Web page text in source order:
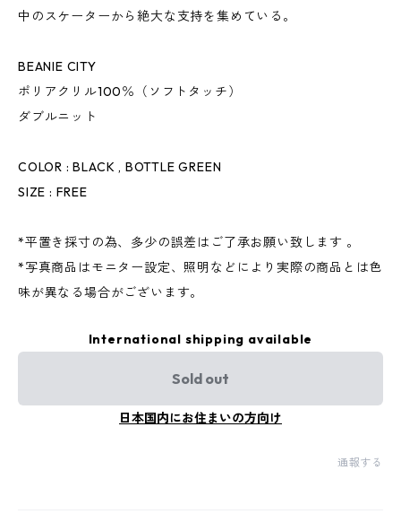
中のスケーターから絶大な支持を集めている。
BEANIE CITY
ポリアクリル100％（ソフトタッチ）
ダブルニット
COLOR : BLACK , BOTTLE GREEN
SIZE : FREE
*平置き採寸の為、多少の誤差はご了承お願い致します 。
*写真商品はモニター設定、照明などにより実際の商品とは色
味が異なる場合がございます。
International shipping available
Sold out
日本国内にお住まいの方向け
通報する